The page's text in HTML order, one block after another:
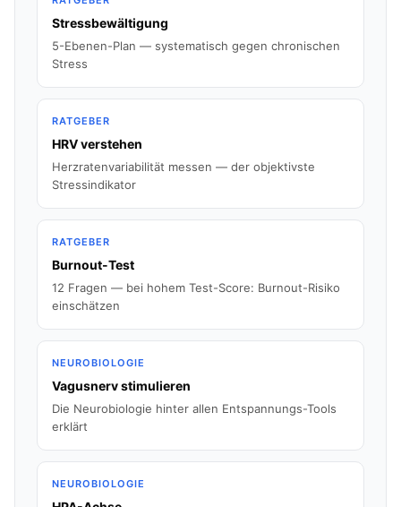
Stressbewältigung
5-Ebenen-Plan — systematisch gegen chronischen
Stress
RATGEBER
HRV verstehen
Herzratenvariabilität messen — der objektivste
Stressindikator
RATGEBER
Burnout-Test
12 Fragen — bei hohem Test-Score: Burnout-Risiko
einschätzen
NEUROBIOLOGIE
Vagusnerv stimulieren
Die Neurobiologie hinter allen Entspannungs-Tools
erklärt
NEUROBIOLOGIE